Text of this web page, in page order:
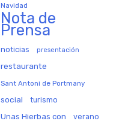
Navidad
Nota de
Prensa
noticias presentación
restaurante
Sant Antoni de Portmany
social turismo
Unas Hierbas con verano